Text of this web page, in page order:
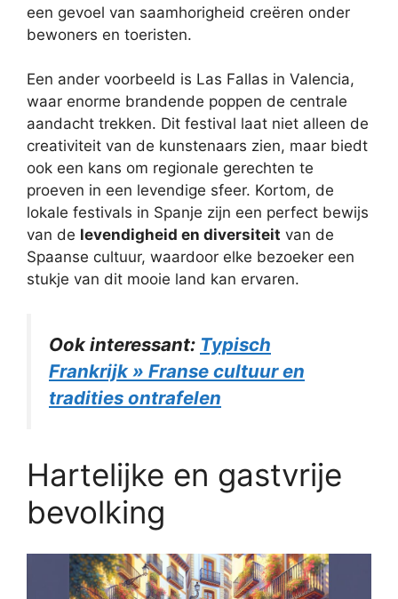
een gevoel van saamhorigheid creëren onder
bewoners en toeristen.
Een ander voorbeeld is Las Fallas in Valencia,
waar enorme brandende poppen de centrale
aandacht trekken. Dit festival laat niet alleen de
creativiteit van de kunstenaars zien, maar biedt
ook een kans om regionale gerechten te
proeven in een levendige sfeer. Kortom, de
lokale festivals in Spanje zijn een perfect bewijs
van de levendigheid en diversiteit van de
Spaanse cultuur, waardoor elke bezoeker een
stukje van dit mooie land kan ervaren.
Ook interessant: Typisch
Frankrijk » Franse cultuur en
tradities ontrafelen
Hartelijke en gastvrije
bevolking